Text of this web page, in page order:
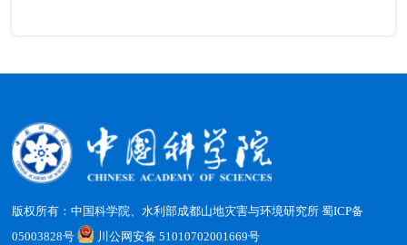
版权所有：中国科学院、水利部成都山地灾害与环境研究所蜀ICP备
05003828号
川公网安备 51010702001669号